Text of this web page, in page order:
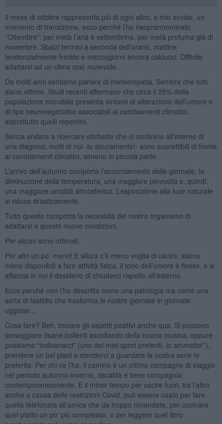
Il mese di ottobre rappresenta più di ogni altro, a mio avviso, un
momento di transizione, ecco perché l’ho risoprannominato
“Ottembre”: per metà l’aria è settembrina, per metà profuma già di
novembre. Sbalzi termici a seconda dell’orario, mattine
tendenzialmente fredde e mezzogiorni ancora calducci. Difficile
adattarsi ad un clima così mutevole.
Da molti anni sentiamo parlare di meteoropatia. Sembra che tutti
siano vittime. Studi recenti affermano che circa il 25% della
popolazione mondiale presenta sintomi di alterazione dell’umore e
di tipo neurovegetativo associabili ai cambiamenti climatici,
soprattutto quelli repentini.
Senza andare a ricercare etichette che ci confinino all’interno di
una diagnosi, molti di noi -io sicuramente!- sono suscettibili di fronte
ai cambiamenti climatici, almeno in piccola parte.
L’arrivo dell’autunno comporta l’accorciamento delle giornate, la
diminuzione della temperatura, una maggiore piovosità e, quindi,
una maggiore umidità atmosferica. L’esposizione alla luce naturale
si riduce drasticamente.
Tutto questo comporta la necessità del nostro organismo di
adattarsi a queste nuove condizioni.
Per alcuni sono ottimali.
Per altri un po’ meno! E allora c’è meno voglia di uscire, siamo
meno disponibili a fare attività fisica, il tono dell’umore è flesso, e si
affaccia in noi il desiderio di chiuderci rispetto all’esterno.
Ecco perché non l’ho descritta come una patologia ma come una
sorta di fastidio che trasforma le nostre giornate in giornate
uggiose...
Cosa fare? Beh, trovare gli aspetti positivi anche qua. Si possono
sorseggiare tisane bollenti ascoltando della buona musica, oppure
possiamo “indivanarci” (uno dei miei sport preferiti, lo ammetto!”),
prendere un bel plaid e stenderci a guardare la nostra serie tv
preferita. Per chi ce l’ha, il camino è un ottimo compagno di viaggio
nel periodo autunno-inverno, riscalda e tiene compagnia
contemporaneamente. E il minor tempo per uscire fuori, tra l’altro
anche a causa delle restrizioni Covid, può essere usato per fare
quella telefonata all’amica che da troppo rimandate, per cucinare
quel piatto un po' più complesso, o per leggere quel libro